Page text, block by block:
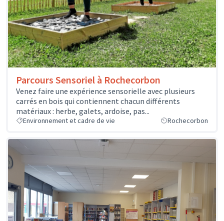
Parcours Sensoriel à Rochecorbon
Venez faire une expérience sensorielle avec plusieurs
carrés en bois qui contiennent chacun différents
matériaux : herbe, galets, ardoise, pas...
Environnement et cadre de vie Rochecorbon